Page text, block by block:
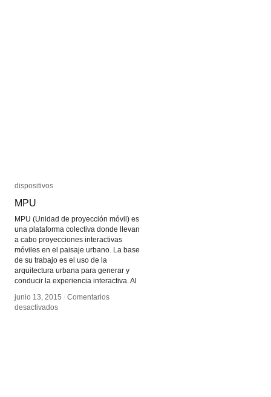
dispositivos
MPU
MPU (Unidad de proyección móvil) es
una plataforma colectiva donde llevan
a cabo proyecciones interactivas
móviles en el paisaje urbano. La base
de su trabajo es el uso de la
arquitectura urbana para generar y
conducir la experiencia interactiva. Al
junio 13, 2015 / Comentarios
desactivadosen
dispositivos
MPU
junio 13, 2015 / Comentarios
desactivadosen